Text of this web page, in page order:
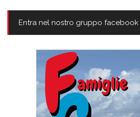
Entra nel nostro gruppo facebook